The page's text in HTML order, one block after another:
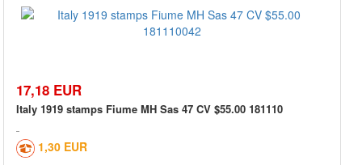
17,18 EUR
Italy 1919 stamps Fiume MH Sas 47 CV $55.00 181110
1,30 EUR